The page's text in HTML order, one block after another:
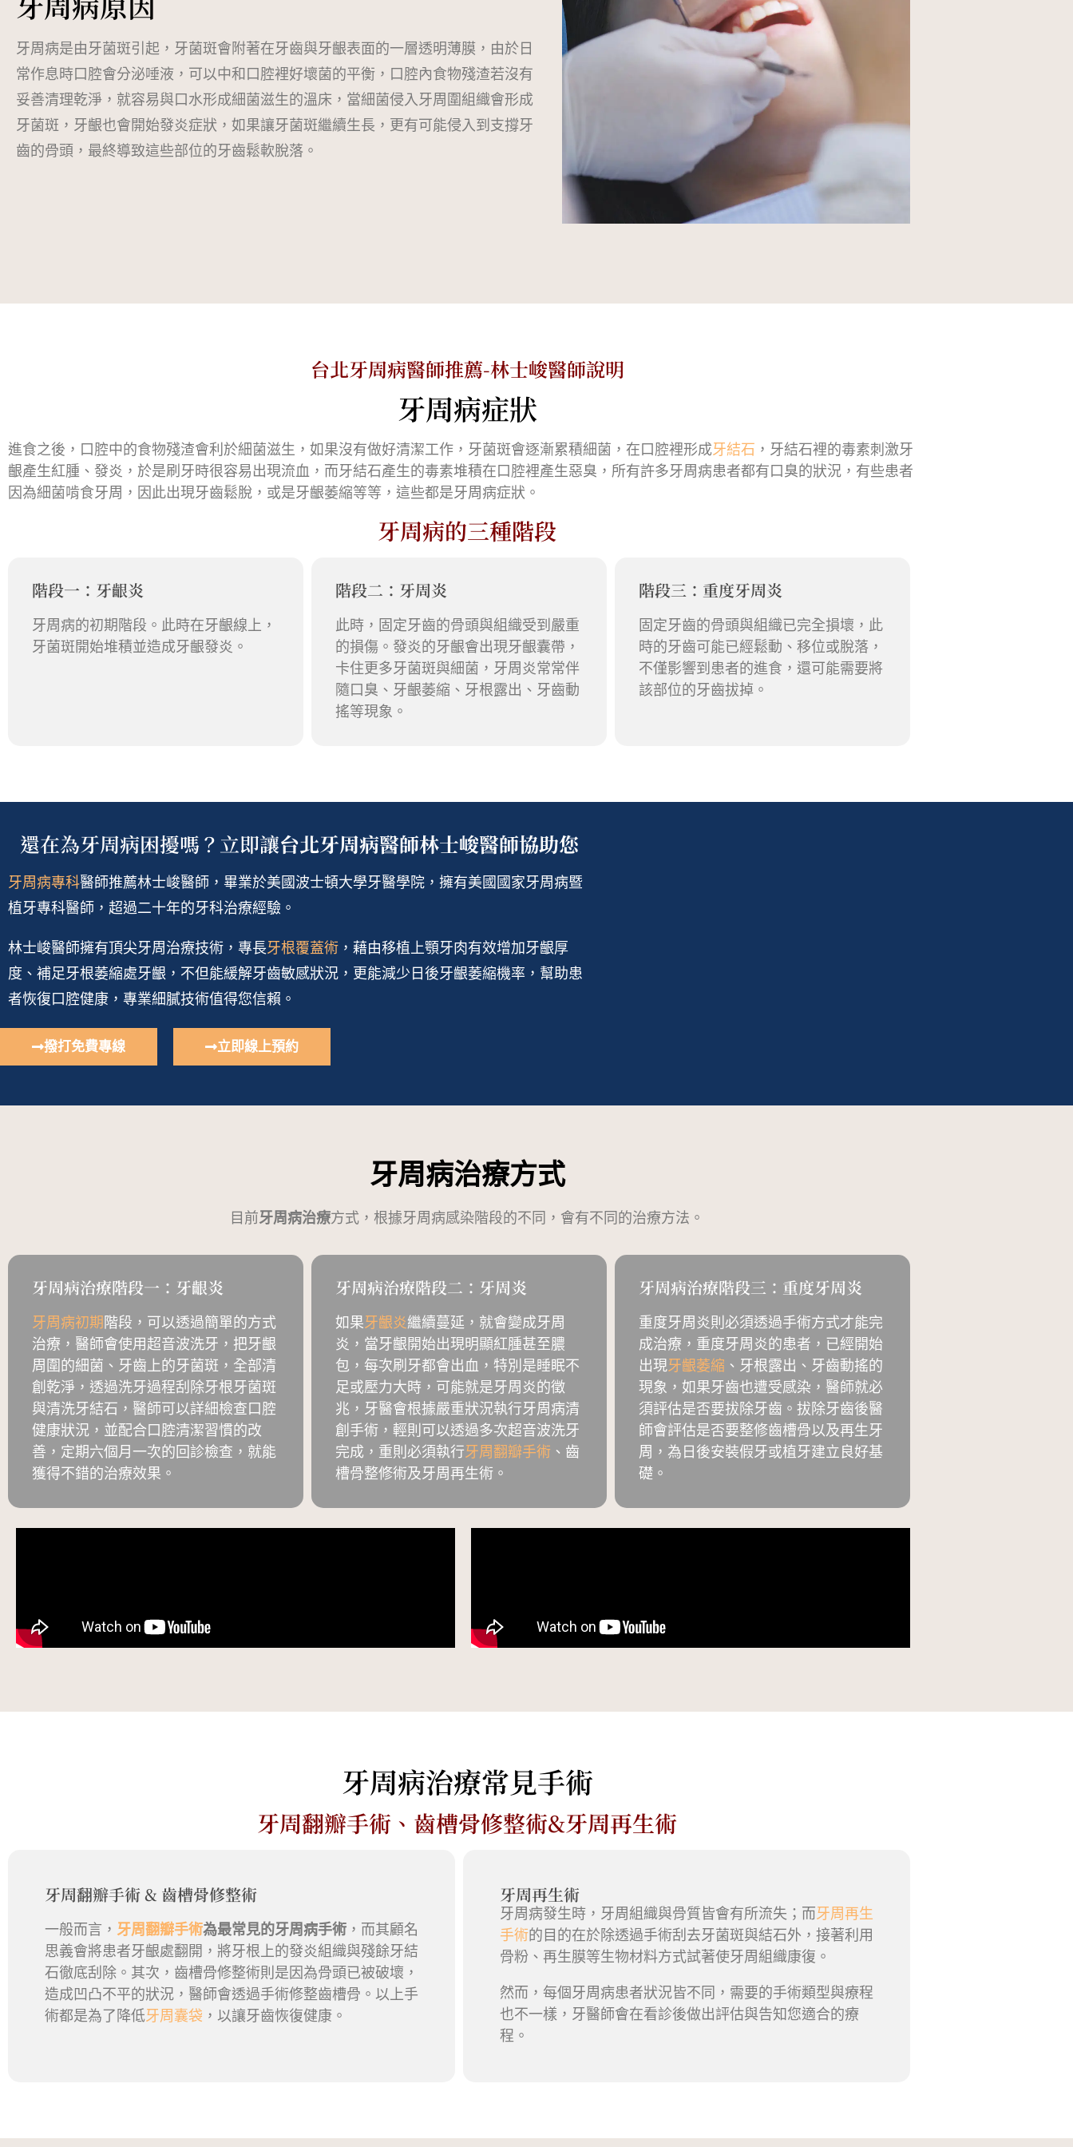
牙周病是由牙菌斑引起，牙菌斑會附著在牙齒與牙齦表面的一層透明薄膜，由於日
常作息時口腔會分泌唾液，可以中和口腔裡好壞菌的平衡，口腔內食物殘渣若沒有
妥善清理乾淨，就容易與口水形成細菌滋生的溫床，當細菌侵入牙周圍組織會形成
牙菌斑，牙齦也會開始發炎症狀，如果讓牙菌斑繼續生長，更有可能侵入到支撐牙
齒的骨頭，最終導致這些部位的牙齒鬆軟脫落。
台北牙周病醫師推薦-林士峻醫師說明
牙周病症狀
進食之後，口腔中的食物殘渣會利於細菌滋生，如果沒有做好清潔工作，牙菌斑會逐漸累積細菌，在口腔裡形成牙結石 ，牙結石裡的毒素刺激牙
齦產生紅腫、發炎，於是刷牙時很容易出現流血，而牙結石產生的毒素堆積在口腔裡產生惡臭，所有許多牙周病患者都有口臭的狀況，有些患者
因為細菌啃食牙周，因此出現牙齒鬆脫，或是牙齦萎縮等等，這些都是牙周病症狀。
牙周病的三種階段
階段一：牙齦炎
牙周病的初期階段。此時在牙齦線上，
牙菌斑開始堆積並造成牙齦發炎。
階段二：牙周炎
此時，固定牙齒的骨頭與組織受到嚴重
的損傷。發炎的牙齦會出現牙齦囊帶，
卡住更多牙菌斑與細菌，牙周炎常常伴
隨口臭、牙齦萎縮、牙根露出、牙齒動
搖等現象。
階段三：重度牙周炎
固定牙齒的骨頭與組織已完全損壞，此
時的牙齒可能已經鬆動、移位或脫落，
不僅影響到患者的進食，還可能需要將
該部位的牙齒拔掉。
還在為牙周病困擾嗎？立即讓台北牙周病醫師林士峻醫師協助您
牙周病專科醫師推薦林士峻醫師，畢業於美國波士頓大學牙醫學院，擁有美國國家牙周病暨
植牙專科醫師，超過二十年的牙科治療經驗。
林士峻醫師擁有頂尖牙周治療技術，專長牙根覆蓋術 ，藉由移植上顎牙肉有效增加牙齦厚
度、補足牙根萎縮處牙齦，不但能緩解牙齒敏感狀況，更能減少日後牙齦萎縮機率，幫助患
者恢復口腔健康，專業細膩技術值得您信賴。
撥打免費專線 立即線上預約
牙周病治療方式
目前牙周病治療方式，根據牙周病感染階段的不同，會有不同的治療方法。
牙周病治療階段一：牙齦炎
牙周病初期階段，可以透過簡單的方式
治療，醫師會使用超音波洗牙，把牙齦
周圍的細菌、牙齒上的牙菌斑，全部清
創乾淨，透過洗牙過程刮除牙根牙菌斑
與清洗牙結石，醫師可以詳細檢查口腔
健康狀況，並配合口腔清潔習慣的改
善，定期六個月一次的回診檢查，就能
獲得不錯的治療效果。
牙周病治療階段二：牙周炎
如果牙齦炎繼續蔓延，就會變成牙周
炎，當牙齦開始出現明顯紅腫甚至膿
包，每次刷牙都會出血，特別是睡眠不
足或壓力大時，可能就是牙周炎的徵
兆，牙醫會根據嚴重狀況執行牙周病清
創手術，輕則可以透過多次超音波洗牙
完成，重則必須執行牙周翻瓣手術 、齒
槽骨整修術及牙周再生術。
牙周病治療階段三：重度牙周炎
重度牙周炎則必須透過手術方式才能完
成治療，重度牙周炎的患者，已經開始
出現牙齦萎縮 、牙根露出、牙齒動搖的
現象，如果牙齒也遭受感染，醫師就必
須評估是否要拔除牙齒。拔除牙齒後醫
師會評估是否要整修齒槽骨以及再生牙
周，為日後安裝假牙或植牙建立良好基
礎。
牙周病治療常見手術
牙周翻瓣手術、齒槽骨修整術&牙周再生術
牙周翻瓣手術 & 齒槽骨修整術
一般而言， 牙周翻瓣手術為最常見的牙周病手術，而其顧名
思義會將患者牙齦處翻開，將牙根上的發炎組織與殘餘牙結
石徹底刮除。其次，齒槽骨修整術則是因為骨頭已被破壞，
造成凹凸不平的狀況，醫師會透過手術修整齒槽骨。以上手
術都是為了降低牙周囊袋 ，以讓牙齒恢復健康。
牙周再生術
牙周病發生時，牙周組織與骨質皆會有所流失；而牙周再生
手術的目的在於除透過手術刮去牙菌斑與結石外，接著利用
骨粉、再生膜等生物材料方式試著使牙周組織康復。
然而，每個牙周病患者狀況皆不同，需要的手術類型與療程
也不一樣，牙醫師會在看診後做出評估與告知您適合的療
程。